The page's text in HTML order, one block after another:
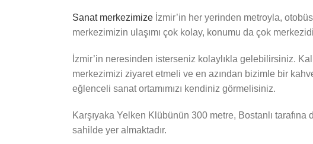
Sanat merkezimizeİzmir’in her yerinden metroyla,
merkezimizin ulaşımı çok kolay, konumu da çok
İzmir’in neresinden isterseniz kolaylıkla gelebilirsiniz.
merkezimizi ziyaret etmeli ve en azından bizimle bir
eğlenceli sanat ortamımızı kendiniz görmelisiniz.
Karşıyaka Yelken Klübünün 300 metre, Bostanlı
sahilde yer almaktadır.